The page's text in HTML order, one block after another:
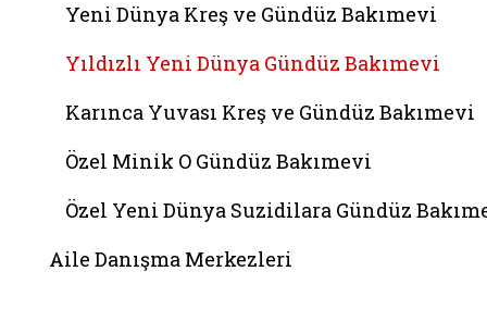
Yeni Dünya Kreş ve Gündüz Bakımevi
Yıldızlı Yeni Dünya Gündüz Bakımevi
Karınca Yuvası Kreş ve Gündüz Bakımevi
Özel Minik O Gündüz Bakımevi
Özel Yeni Dünya Suzidilara Gündüz
Aile Danışma Merkezleri